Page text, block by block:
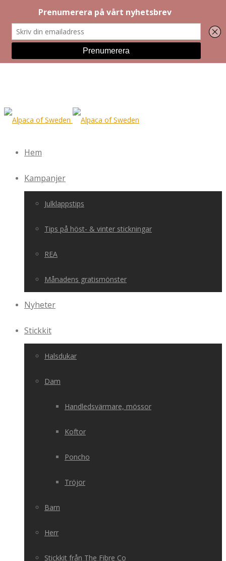
Hem
Kampanjer
Julklappstips
Tips på höst- & vinter stickningar
REA
Månadens gratismönster
Nyheter
Stickkit
Halsdukar
Dam
Handledsvärmare, mössor
Koftor
Poncho
Tröjor
Barn
Herr
Stickkit från The Fibre Co